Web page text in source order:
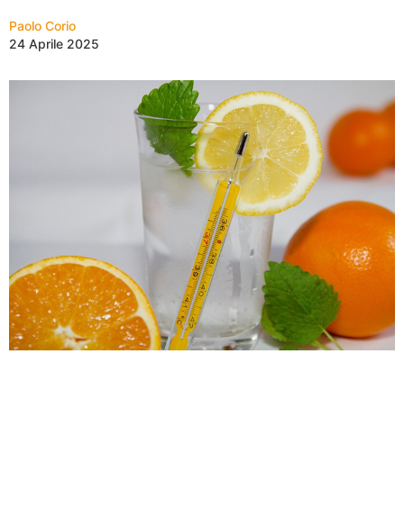
Paolo Corio
24 Aprile 2025